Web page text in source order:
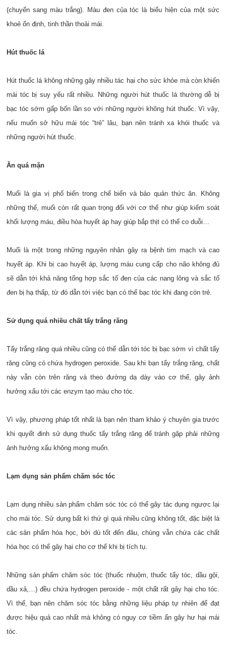
(chuyển sang màu trắng). Màu đen của tóc là biểu hiện của một sức
khoẻ ổn định, tinh thần thoải mái.
Hút thuốc lá
Hút thuốc lá không những gây nhiều tác hại cho sức khỏe mà còn khiến
mái tóc bị suy yếu rất nhiều. Những người hút thuốc lá thường dễ bị
bạc tóc sớm gấp bốn lần so với những người không hút thuốc. Vì vậy,
nếu muốn sở hữu mái tóc “trẻ” lâu, bạn nên tránh xa khói thuốc và
những người hút thuốc.
Ăn quá mặn
Muối là gia vị phổ biến trong chế biến và bảo quản thức ăn. Không
những thế, muối còn rất quan trọng đối với cơ thể như giúp kiểm soát
khối lượng máu, điều hòa huyết áp hay giúp bắp thịt có thể co duỗi…
Muối là một trong những nguyên nhân gây ra bệnh tim mạch và cao
huyết áp. Khi bị cao huyết áp, lượng máu cung cấp cho não không đủ
sẽ dẫn tới khả năng tổng hợp sắc tố đen của các nang lông và sắc tố
đen bị hạ thấp, từ đó dẫn tới việc bạn có thể bạc tóc khi đang còn trẻ.
Sử dụng quá nhiều chất tẩy trắng răng
Tẩy trắng răng quá nhiều cũng có thể dẫn tới tóc bị bạc sớm vì chất tẩy
răng cũng có chứa hydrogen peroxide. Sau khi bạn tẩy trắng răng, chất
này vẫn còn trên răng và theo đường dạ dày vào cơ thể, gây ảnh
hưởng xấu tới các enzym tạo màu cho tóc.
Vì vậy, phương pháp tốt nhất là bạn nên tham khảo ý chuyên gia trước
khi quyết đinh sử dụng thuốc tẩy trắng răng để tránh gặp phải những
ảnh hưởng xấu không mong muốn.
Lạm dụng sản phẩm chăm sóc tóc
Lạm dụng nhiều sản phẩm chăm sóc tóc có thể gây tác dụng ngược lại
cho mái tóc. Sử dụng bất kì thứ gì quá nhiều cũng không tốt, đặc biệt là
các sản phẩm hóa học, bởi dù tốt đến đâu, chúng vẫn chứa các chất
hóa học có thể gây hại cho cơ thể khi bị tích tụ.
Những sản phẩm chăm sóc tóc (thuốc nhuộm, thuốc tẩy tóc, dầu gội,
dầu xả,…) đều chứa hydrogen peroxide - một chất rất gây hại cho tóc.
Vì thế, bạn nên chăm sóc tóc bằng những liệu pháp tự nhiên để đạt
được hiệu quả cao nhất mà không có nguy cơ tiềm ẩn gây hư hại mái
tóc.